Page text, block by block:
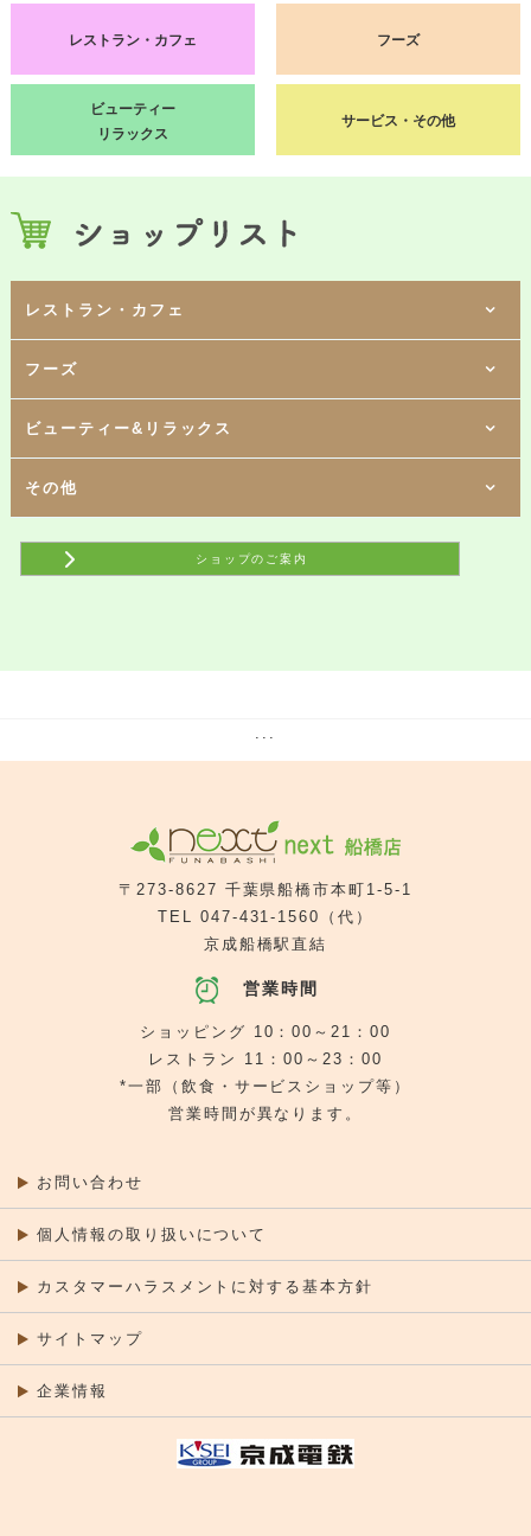
レストラン・カフェ フーズ
ビューティー
リラックス
サービス・その他
レストラン・カフェ
1階 [ スペシャルティコーヒーショップ ]
タリーズコーヒー
1階 [ 韓国創作料理 ]
東京純豆腐
1階 [ タイ・インド料理 ]
アジアンダイニング ダリマ
1階 [ 海鮮丼 ]
魚丼屋
1階 [ イタリアン＆スパニッシュダイニング ]
海賊の台所
1階 [ ビヤレストラン ]
銀座ライオンLEOネクスト船橋店
1階 [ ラーメン店 ]
真鯛らーめん麺魚
フーズ
1階 [ スイーツ ]
パールレディ
1階 [ 鶏卵・スイーツ ]
たまごや とよまる
1階 [ 専門店（コーヒー&輸入食品専門店） ]
ジュピター
ビューティー&リラックス
2階 [ リラクゼーション ]
リラックスサロンfu～
2階 [ ヘアカット専門店 ]
QBハウス
2階 [ ネイルサロン ]
クラーヴォ
その他
1階 [ 携帯電話 ]
楽天モバイル
1階 [ 携帯電話 ]
ショップのご案内
〒273-8627 千葉県船橋市本町1-5-1
TEL 047-431-1560
（代）
京成船橋駅直結
営業時間
ショッピング 10：00～21：00
レストラン 11：00～23：00
*一部（飲食・サービスショップ等）
営業時間が異なります。
お問い合わせ
個人情報の取り扱いについて
カスタマーハラスメントに対する基本方針
サイトマップ
企業情報